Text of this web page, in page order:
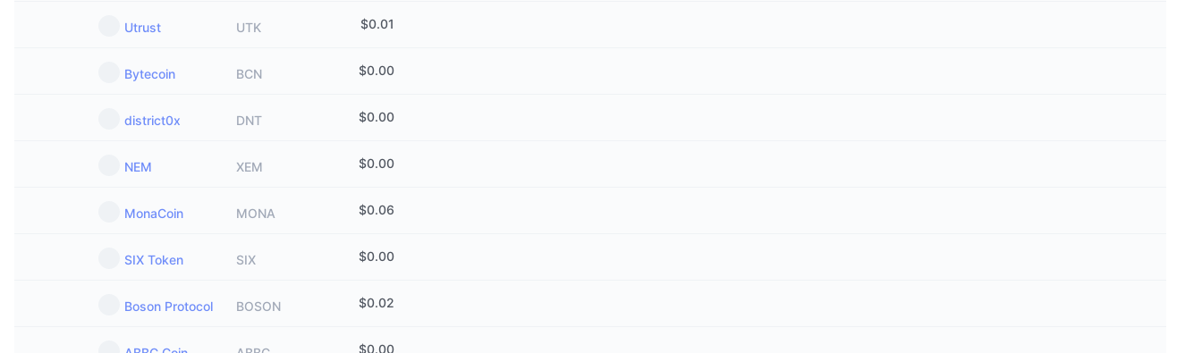
Utrust UTK $0.01
Bytecoin BCN $0.00
district0x DNT $0.00
NEM XEM $0.00
MonaCoin MONA $0.06
SIX Token SIX $0.00
Boson Protocol BOSON $0.02
$0.00